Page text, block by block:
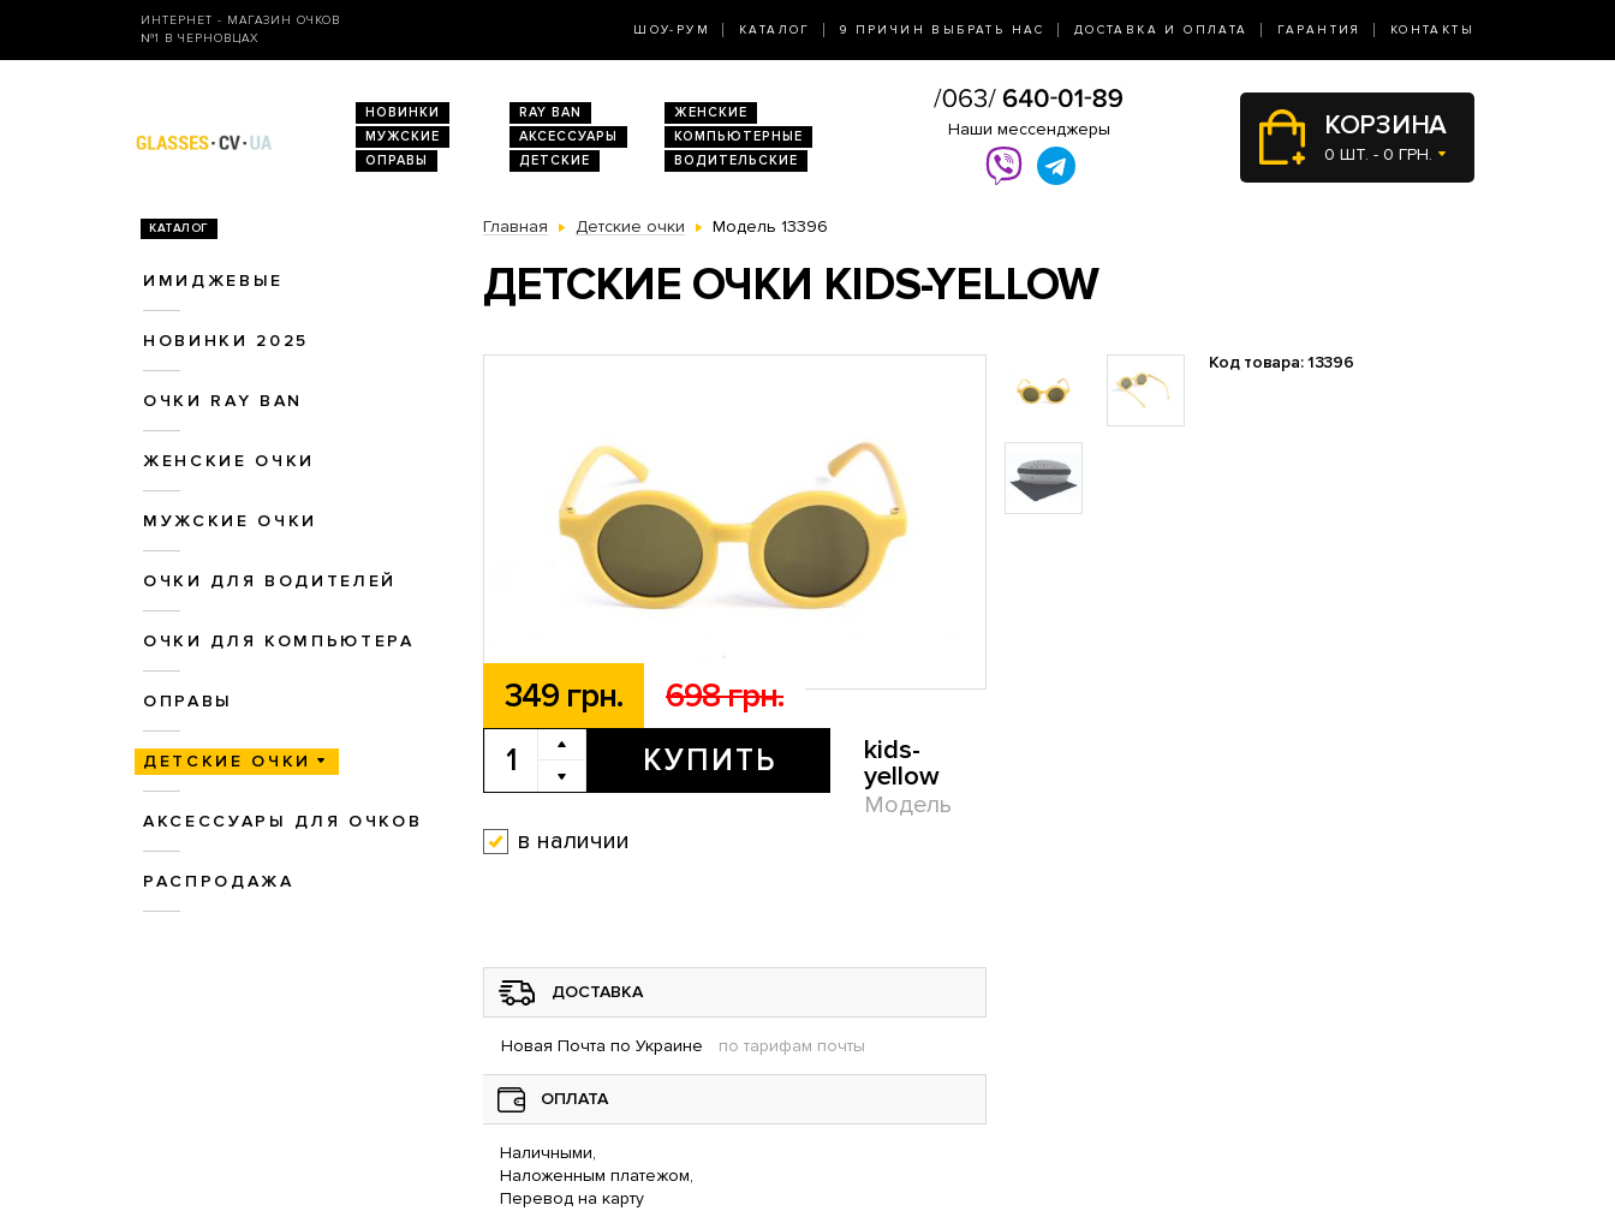
ИНТЕРНЕТ - МАГАЗИН ОЧКОВ
№1 В ЧЕРНОВЦАХ
ШОУ-РУМ КАТАЛОГ 9 ПРИЧИН ВЫБРАТЬ НАС ДОСТАВКА И ОПЛАТА ГАРАНТИЯ КОНТАКТЫ
НОВИНКИ RAY BAN
ЖЕНСКИЕ
МУЖСКИЕ
АКСЕССУАРЫ
КОМПЬЮТЕРНЫЕ
ОПРАВЫ
ДЕТСКИЕ ВОДИТЕЛЬСКИЕ
Наши мессенджеры КОРЗИНА
0 ШТ. - 0 ГРН.
КАТАЛОГ
ИМИДЖЕВЫЕ
НОВИНКИ 2025
ОЧКИ RAY BAN
ЖЕНСКИЕ ОЧКИ
МУЖСКИЕ ОЧКИ
ОЧКИ ДЛЯ ВОДИТЕЛЕЙ
ОЧКИ ДЛЯ КОМПЬЮТЕРА
ОПРАВЫ
ДЕТСКИЕ ОЧКИ
АКСЕССУАРЫ ДЛЯ ОЧКОВ
РАСПРОДАЖА
Главная Детские очки Модель 13396
ДЕТСКИЕ ОЧКИ KIDS-YELLOW
349 грн. 698 грн.
КУПИТЬ
kids-
yellow
Модель
в наличии
Код товара: 13396
ДОСТАВКА
Новая Почта по Украине по тарифам почты
ОПЛАТА
Наличными,
Наложенным платежом,
Перевод на карту